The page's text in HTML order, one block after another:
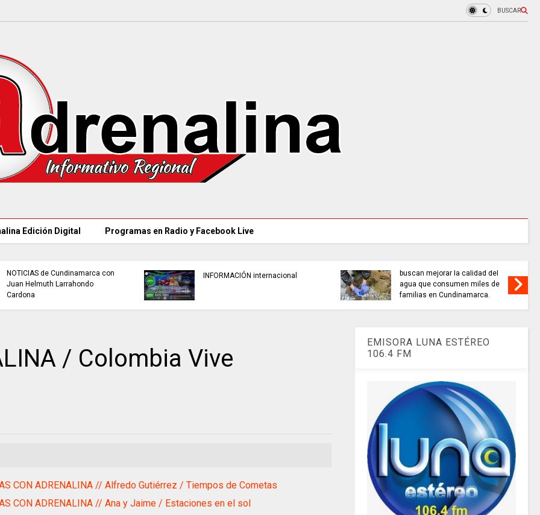
BUSCAR
Edición Digital Programas en Radio y Facebook Live
NOTICIAS de Cundinamarca con
Juan Helmuth Larrahondo
Cardona
INFORMACIÓN internacional
buscan mejorar la calidad del
agua que consumen miles de
familias en Cundinamarca.
/ Colombia Vive
CON ADRENALINA // Alfredo Gutiérrez / Tiempos de Cometas
CON ADRENALINA // Ana y Jaime / Estaciones en el sol
EMISORA LUNA ESTÉREO
106.4 FM